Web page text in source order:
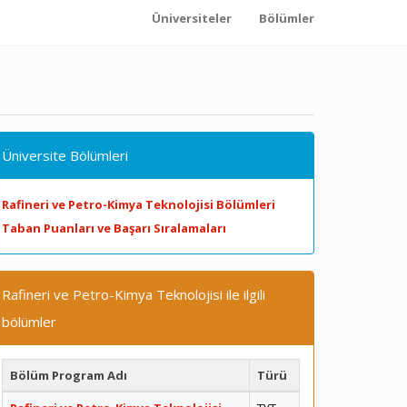
Üniversiteler Bölümler
Üniversite Bölümleri
Rafineri ve Petro-Kimya Teknolojisi Bölümleri
Taban Puanları ve Başarı Sıralamaları
Rafineri ve Petro-Kimya Teknolojisi ile ilgili
bölümler
Bölüm Program Adı
Türü